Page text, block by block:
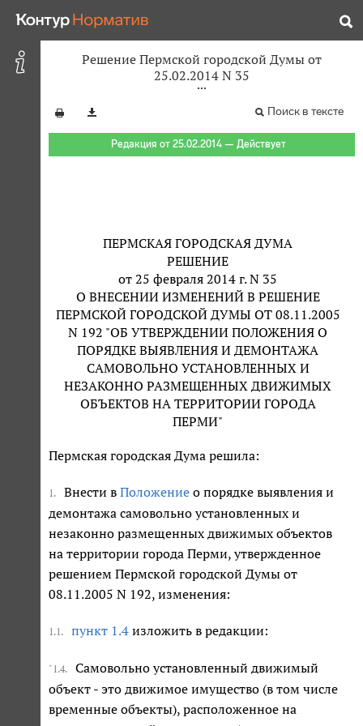
Решение Пермской городской Думы от
25.02.2014 N 35
Поиск в тексте
Редакция от 25.02.2014 — Действует
ПЕРМСКАЯ ГОРОДСКАЯ ДУМА
РЕШЕНИЕ
от 25 февраля 2014 г. N 35
О ВНЕСЕНИИ ИЗМЕНЕНИЙ В РЕШЕНИЕ
ПЕРМСКОЙ ГОРОДСКОЙ ДУМЫ ОТ 08.11.2005
N 192 "ОБ УТВЕРЖДЕНИИ ПОЛОЖЕНИЯ О
ПОРЯДКЕ ВЫЯВЛЕНИЯ И ДЕМОНТАЖА
САМОВОЛЬНО УСТАНОВЛЕННЫХ И
НЕЗАКОННО РАЗМЕЩЕННЫХ ДВИЖИМЫХ
ОБЪЕКТОВ НА ТЕРРИТОРИИ ГОРОДА
ПЕРМИ"
Пермская городская Дума решила:
1. Внести в Положение о порядке выявления и
демонтажа самовольно установленных и
незаконно размещенных движимых объектов
на территории города Перми, утвержденное
решением Пермской городской Думы от
08.11.2005 N 192, изменения:
1.1. пункт 1.4 изложить в редакции:
"1.4.
Самовольно установленный движимый
объект - это движимое имущество (в том числе
временные объекты), расположенное на